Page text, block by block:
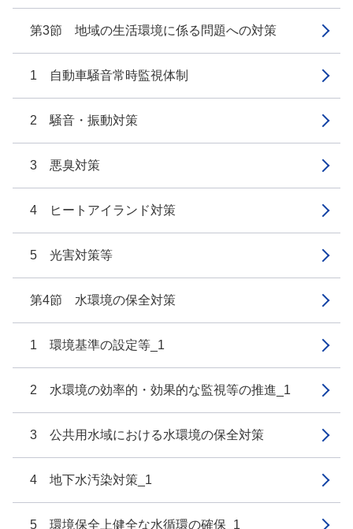
第3節 地域の生活環境に係る問題への対策
1 自動車騒音常時監視体制
2 騒音・振動対策
3 悪臭対策
4 ヒートアイランド対策
5 光害対策等
第4節 水環境の保全対策
1 環境基準の設定等_1
2 水環境の効率的・効果的な監視等の推進_1
3 公共用水域における水環境の保全対策
4 地下水汚染対策_1
5 環境保全上健全な水循環の確保_1